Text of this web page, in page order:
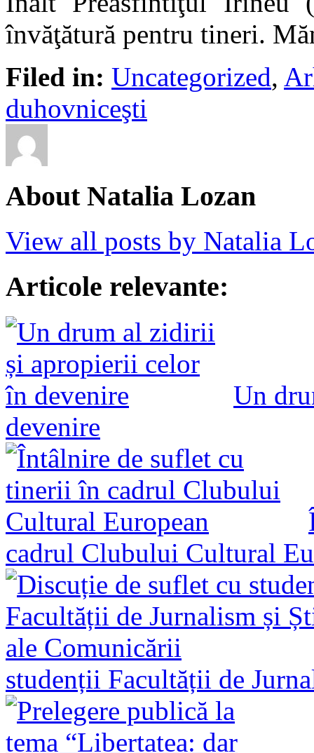
învăţătură pentru tineri.
Filed in: Uncategorized,
duhovniceşti
About Natalia Lozan
View all posts by Natalia
Articole relevante:
Un
devenire
cadrul Clubului Cultural
studenții Facultății de